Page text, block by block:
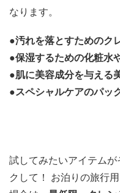
なります。
●汚れを落とすためのク
●保湿するための化粧水
●肌に美容成分を与える
●スペシャルケアのパッ
試してみたいアイテム
クして！ お泊りの旅行